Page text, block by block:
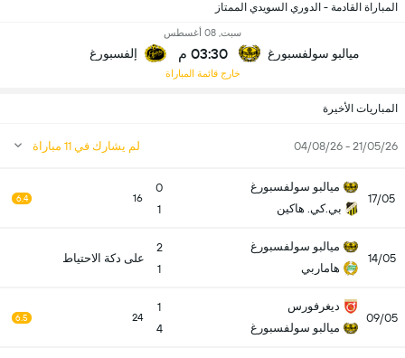
المباراة القادمة - الدوري السويدي الممتاز
ميالبو سولفسبورغ
سبت, 08 أغسطس
03:30 م
خارج قائمة المباراة
إلفسبورغ
المباريات الأخيرة
21/05/26 - 04/08/26 لم يشارك في 11 مباراة
17/05
ميالبو سولفسبورغ
بي.كي. هاكين
0
1
16
6.4
14/05
ميالبو سولفسبورغ
هاماربي
2
1
على دكة الاحتياط
09/05
ديغرفورس
ميالبو سولفسبورغ
1
4
24
6.5